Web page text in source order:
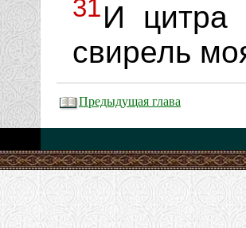
31И цитра
свирель
Предыдущая глава